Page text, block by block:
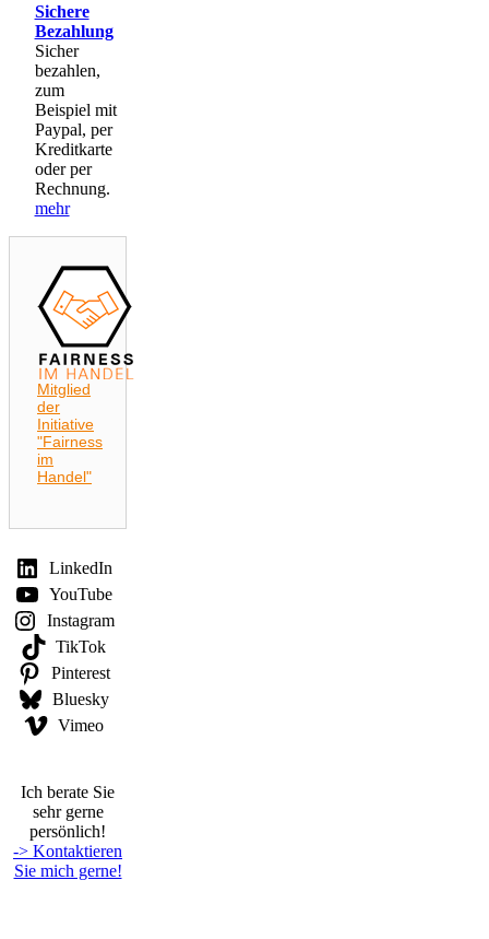
Sichere
Bezahlung
Sicher
bezahlen,
zum
Beispiel mit
Paypal, per
Kreditkarte
oder per
Rechnung.
mehr
Mitglied
der
Initiative
"Fairness
im
Handel"
LinkedIn
YouTube
Instagram
TikTok
Pinterest
Bluesky
Vimeo
Ich berate Sie
sehr gerne
persönlich!
-> Kontaktieren
Sie mich gerne!